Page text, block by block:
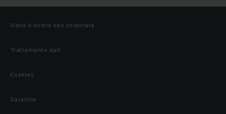
Visita il nostro sito corporate
Trattamento dati
Cookies
Garanzie